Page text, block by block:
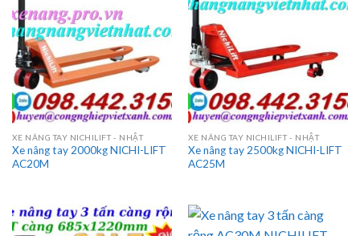
XE NÂNG TAY NICHILIFT - NHẬT
Xe nâng tay 2000kg NICHI-LIFT
AC20M
XE NÂNG TAY NICHILIFT - NHẬT
Xe nâng tay 2500kg NICHI-LIFT
AC25M